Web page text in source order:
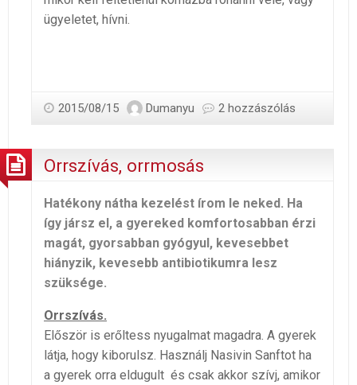
ügyeletet, hívni.
2015/08/15 Dumanyu 2 hozzászólás
Orrszívás, orrmosás
Hatékony nátha kezelést írom le neked. Ha
így jársz el, a gyereked komfortosabban érzi
magát, gyorsabban gyógyul, kevesebbet
hiányzik, kevesebb antibiotikumra lesz
szüksége.
Orrszívás.
Először is erőltess nyugalmat magadra. A gyerek
látja, hogy kiborulsz. Használj Nasivin Sanftot ha
a gyerek orra eldugult és csak akkor szívj, amikor